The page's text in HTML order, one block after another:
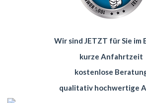
Wir sind JETZT für Sie im
kurze Anfahrtzeit
kostenlose
qualitativ hochwertige